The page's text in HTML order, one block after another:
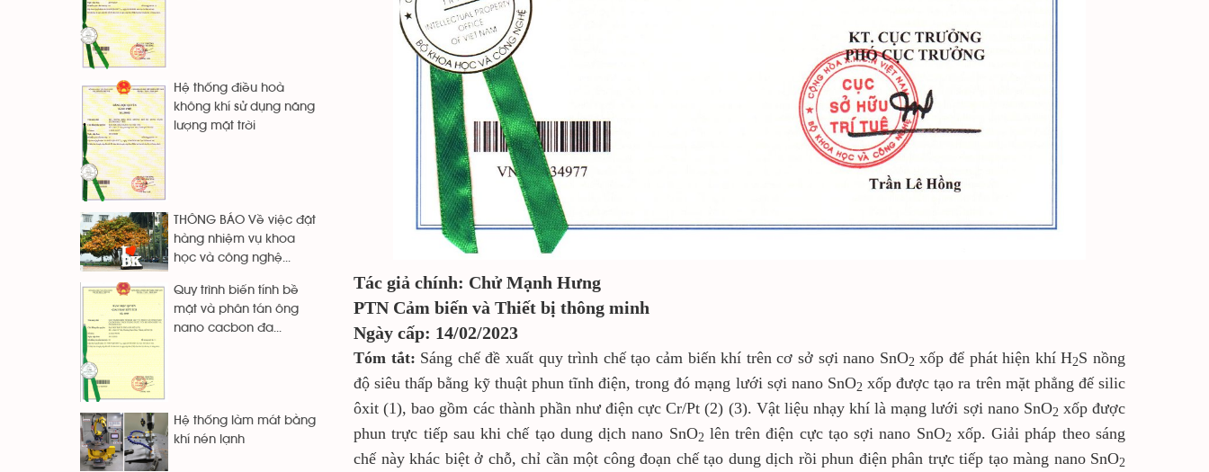
Tác giả chính: Chử Mạnh Hưng
PTN Cảm biến và Thiết bị thông minh
Ngày cấp: 14/02/2023
Tóm tắt: Sáng chế đề xuất quy trình chế tạo cảm biến khí trên cơ sở sợi nano SnO2 xốp để phát hiện khí H2S nồng
độ siêu thấp bằng kỹ thuật phun tĩnh điện, trong đó mạng lưới sợi nano SnO2 xốp được tạo ra trên mặt phẳng đế silic
ôxit (1), bao gồm các thành phần như điện cực Cr/Pt (2) (3). Vật liệu nhạy khí là mạng lưới sợi nano SnO2 xốp được
phun trực tiếp sau khi chế tạo dung dịch nano SnO2 lên trên điện cực tạo sợi nano SnO2 xốp. Giải pháp theo sáng
chế này khác biệt ở chỗ, chỉ cần một công đoạn chế tạo dung dịch rồi phun điện phân trực tiếp tạo màng nano SnO2
Hệ thống điều hoà
không khí sử dụng năng
lượng mặt trời
THÔNG BÁO Về việc đặt
hàng nhiệm vụ khoa
học và công nghệ...
Quy trình biến tính bề
mặt và phân tán ông
nano cacbon đa...
Hệ thống làm mát bằng
khí nén lạnh